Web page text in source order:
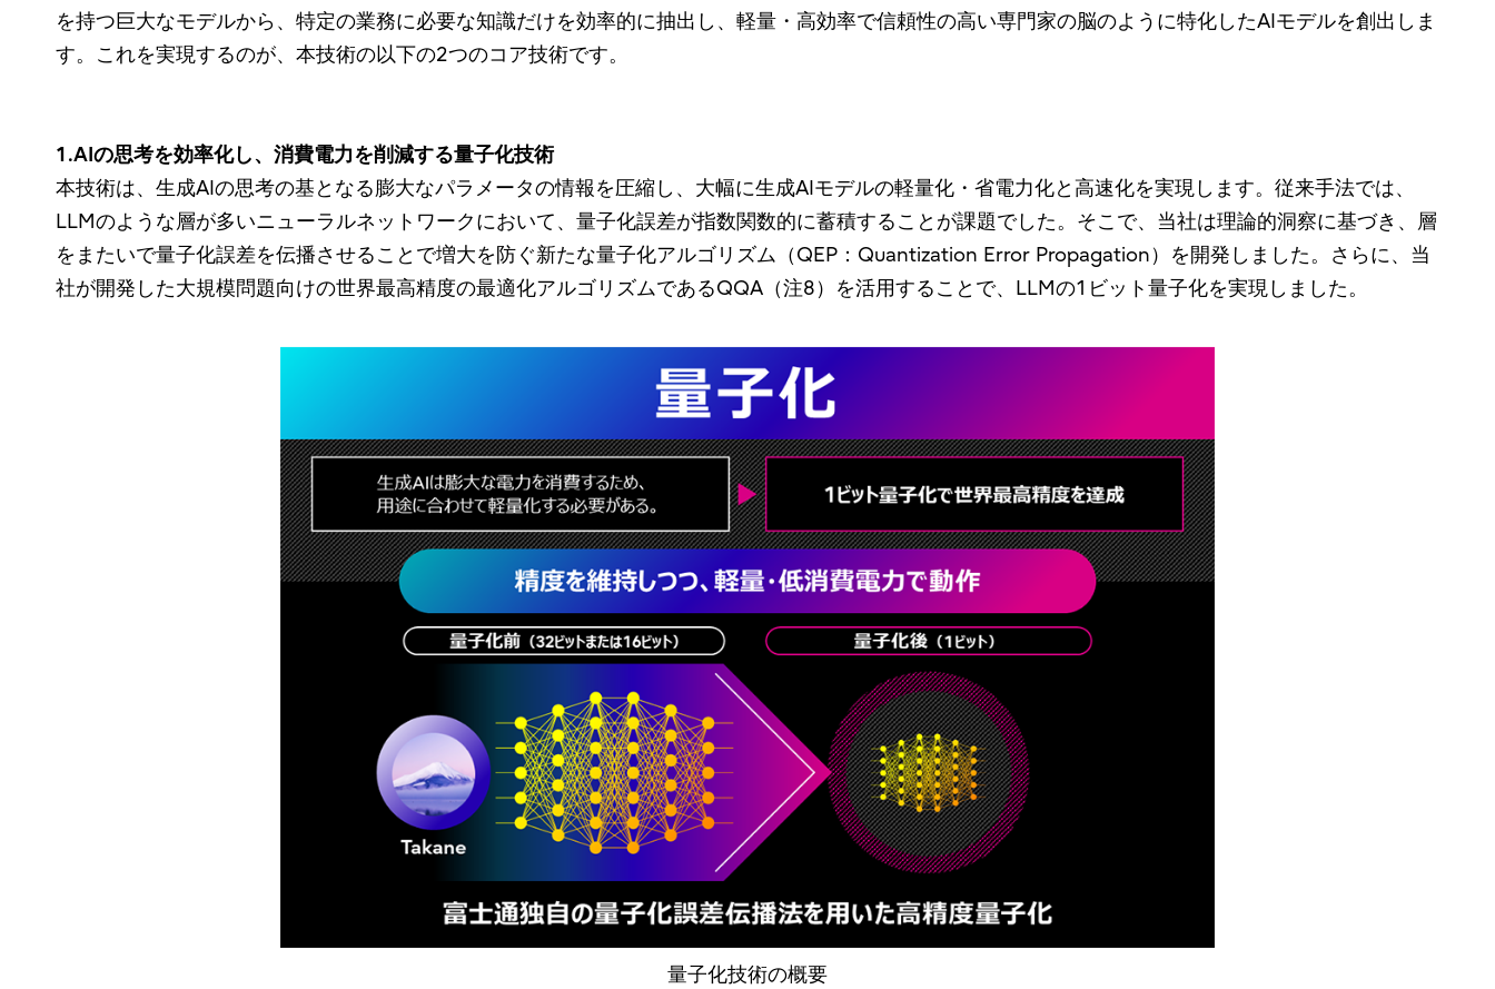
を持つ巨大なモデルから、特定の業務に必要な知識だけを効率的に抽出し、軽量・高効率で信頼性の高い専門家の脳のように特化したAIモデルを創出しま
す。これを実現するのが、本技術の以下の2つのコア技術です。
1.AIの思考を効率化し、消費電力を削減する量子化技術
本技術は、生成AIの思考の基となる膨大なパラメータの情報を圧縮し、大幅に生成AIモデルの軽量化・省電力化と高速化を実現します。従来手法では、
LLMのような層が多いニューラルネットワークにおいて、量子化誤差が指数関数的に蓄積することが課題でした。そこで、当社は理論的洞察に基づき、層
をまたいで量子化誤差を伝播させることで増大を防ぐ新たな量子化アルゴリズム（QEP：Quantization Error Propagation）を開発しました。さらに、当
社が開発した大規模問題向けの世界最高精度の最適化アルゴリズムであるQQA（注8）を活用することで、LLMの1ビット量子化を実現しました。
量子化技術の概要